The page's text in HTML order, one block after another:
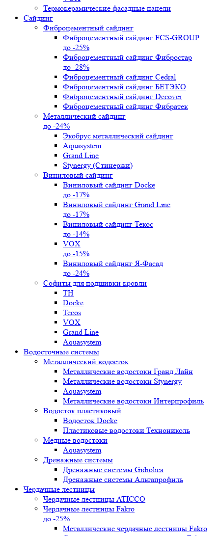
Термокерамические фасадные панели
Сайдинг
Фиброцементный сайдинг
Фиброцементный сайдинг FCS-GROUP
до -25%
Фиброцементный сайдинг Фибростар
до -28%
Фиброцементный сайдинг Cedral
Фиброцементный сайдинг БЕТЭКО
Фиброцементный сайдинг Decover
Фиброцементный сайдинг Фибратек
Металлический сайдинг
до -24%
Экобрус металлический сайдинг
Aquasystem
Grand Line
Stynergy (Стинержи)
Виниловый сайдинг
Виниловый сайдинг Docke
до -17%
Виниловый сайдинг Grand Line
до -17%
Виниловый сайдинг Текос
до -14%
VOX
до -15%
Виниловый сайдинг Я-Фасад
до -24%
Софиты для подшивки кровли
ТН
Docke
Tecos
VOX
Grand Line
Aquasystem
Водосточные системы
Металлический водосток
Металлические водостоки Гранд Лайн
Металлические водостоки Stynergy
Aquasystem
Металлические водостоки Интерпрофиль
Водосток пластиковый
Водосток Docke
Пластиковые водостоки Технониколь
Медные водостоки
Aquasystem
Дренажные системы
Дренажные системы Gidrolica
Дренажные системы Альтапрофиль
Чердачные лестницы
Чердачные лестницы ATICCO
Чердачные лестницы Fakro
до -25%
Металлические чердачные лестницы Fakro